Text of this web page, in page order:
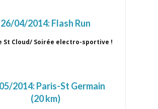
26/04/2014:Flash Run
St Cloud/ Soirée electro-sportive !
2014:Paris-St Germain
(20 km)